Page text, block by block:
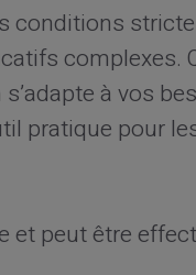
conditions
complexes.
à vos
pratique pour
et peut être